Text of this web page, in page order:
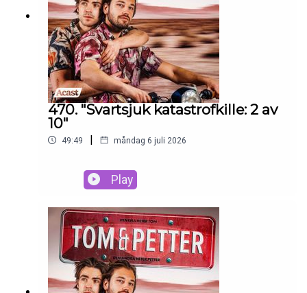
470. "Svartsjuk katastrofkille: 2 av
10"
49:49 | måndag 6 juli 2026
Play